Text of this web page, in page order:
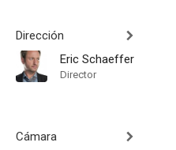
Dirección
Eric Schaeffer
Director
Cámara